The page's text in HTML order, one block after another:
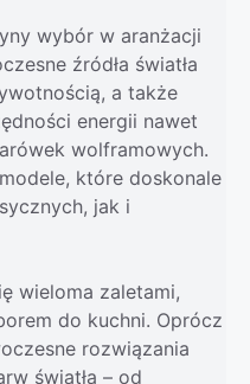
wybór w aranżacji
źródła światła
a także
energii nawet
wolframowych.
które doskonale
jak i
wieloma zaletami,
do kuchni. Oprócz
rozwiązania
światła – od